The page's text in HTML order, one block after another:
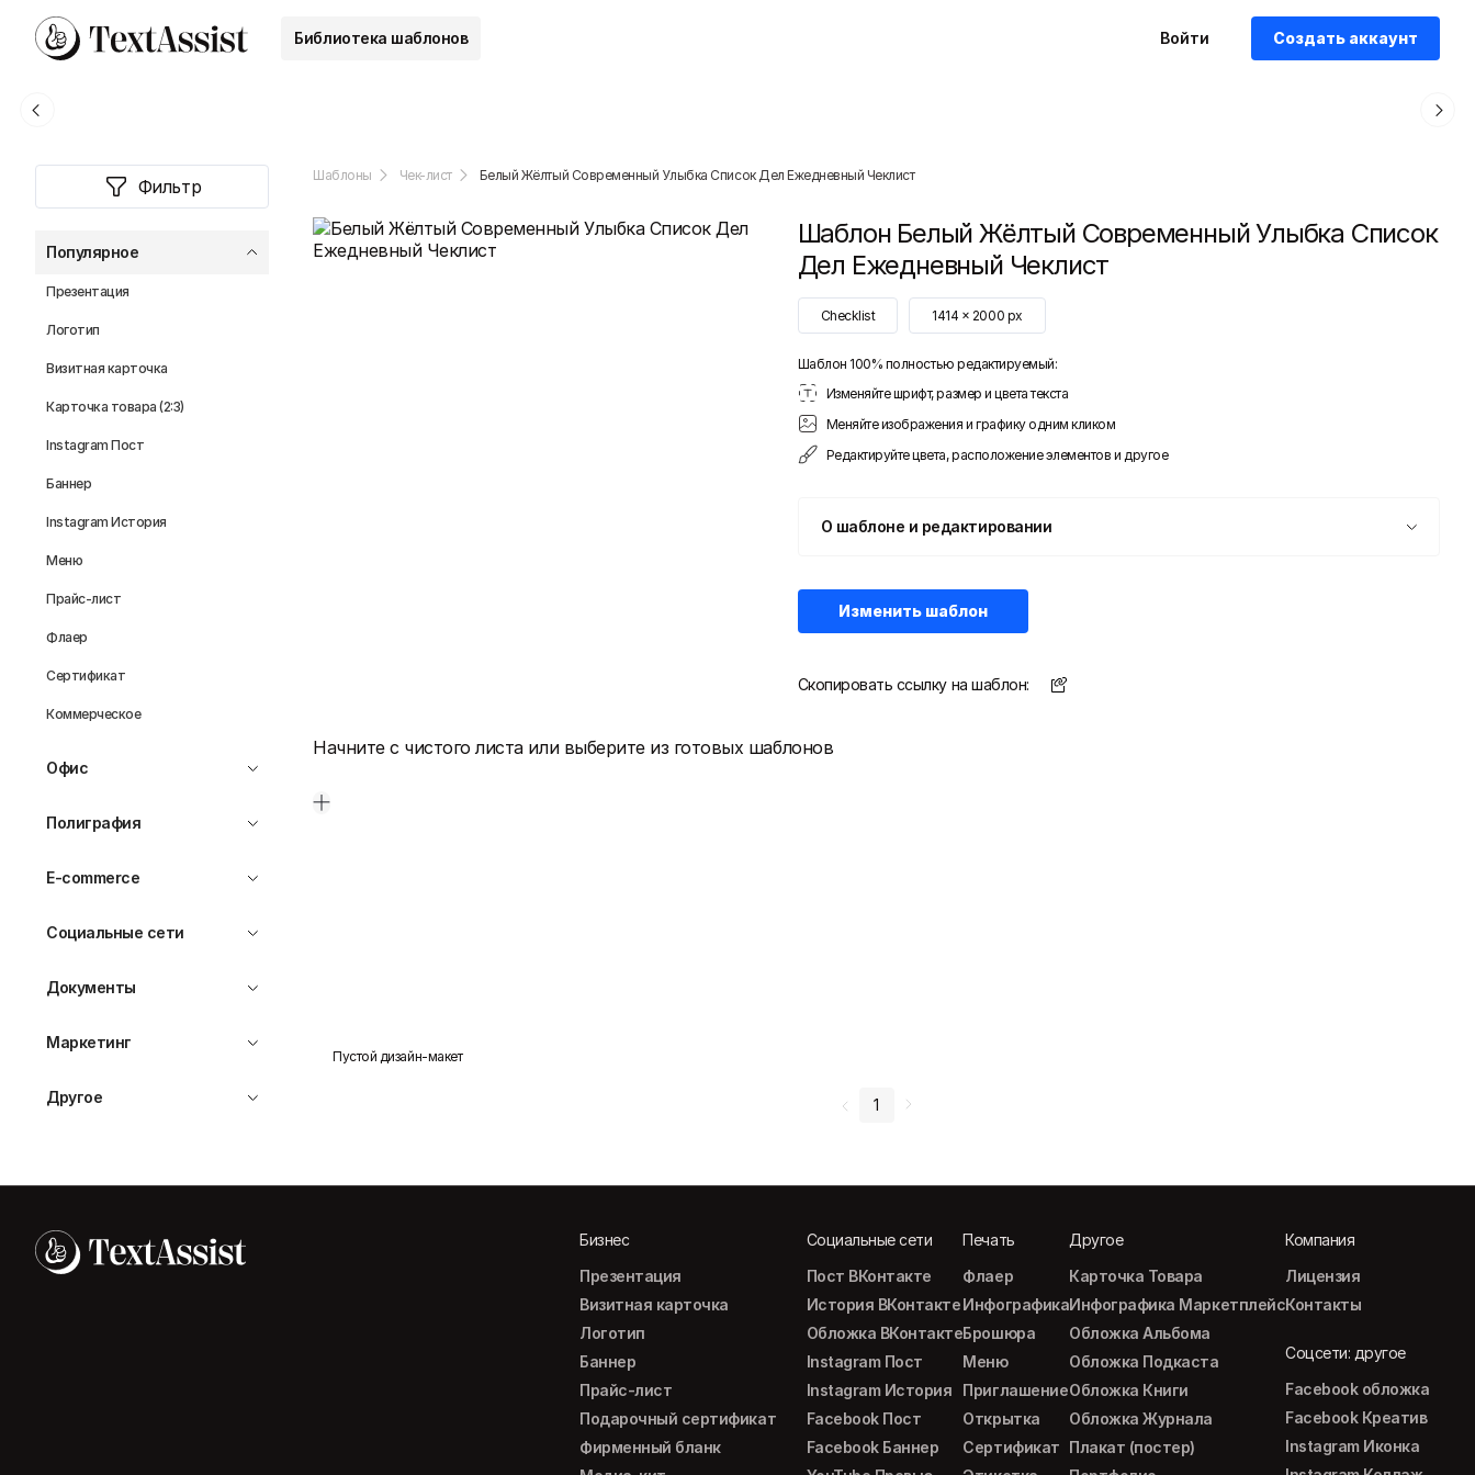
Библиотека шаблонов Войти Создать аккаунт
Фильтр
Популярное
Презентация
Логотип
Визитная карточка
Карточка товара (2:3)
Instagram Пост
Баннер
Instagram История
Меню
Прайс-лист
Флаер
Сертификат
Коммерческое
Офис
Полиграфия
E-commerce
Социальные сети
Документы
Маркетинг
Другое
Шаблоны Чек-лист Белый Жёлтый Современный Улыбка Список Дел Ежедневный Чеклист
Шаблон Белый Жёлтый Современный Улыбка Список
Дел Ежедневный Чеклист
Checklist 1414 x 2000 px
Шаблон 100% полностью редактируемый:
Изменяйте шрифт, размер и цвета текста
Меняйте изображения и графику одним кликом
Редактируйте цвета, расположение элементов и другое
О шаблоне и редактировании
Изменить шаблон
Скопировать ссылку на шаблон:
Начните с чистого листа или выберите из готовых шаблонов
Пустой дизайн-макет
1
Бизнес
Презентация
Визитная карточка
Логотип
Баннер
Прайс-лист
Подарочный сертификат
Фирменный бланк
Социальные сети
Пост ВКонтакте
История ВКонтакте
Обложка ВКонтакте
Instagram Пост
Instagram История
Facebook Пост
Facebook Баннер
Печать
Флаер
Инфографика
Брошюра
Меню
Приглашение
Открытка
Сертификат
Другое
Карточка Товара
Инфографика Маркетплейс
Обложка Альбома
Обложка Подкаста
Обложка Книги
Обложка Журнала
Плакат (постер)
Компания
Лицензия
Контакты
Соцсети: другое
Facebook обложка
Facebook Креатив
Instagram Иконка